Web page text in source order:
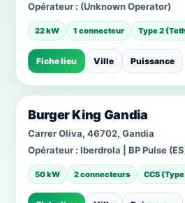
Opérateur : (Unknown Operator)
22 kW 1 connecteur Type 2
Fiche lieu Ville Puissance
Burger King Gandia
Carrer Oliva, 46702, Gandia
Opérateur : Iberdrola | BP Pulse
50 kW 2 connecteurs CCS